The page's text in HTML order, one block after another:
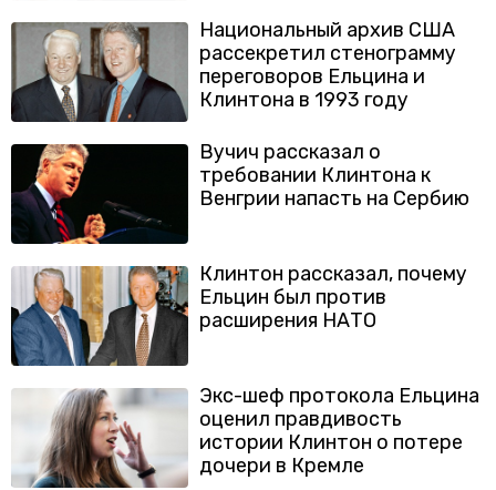
Национальный архив США
рассекретил стенограмму
переговоров Ельцина и
Клинтона в 1993 году
Вучич рассказал о
требовании Клинтона к
Венгрии напасть на Сербию
Клинтон рассказал, почему
Ельцин был против
расширения НАТО
Экс-шеф протокола Ельцина
оценил правдивость
истории Клинтон о потере
дочери в Кремле